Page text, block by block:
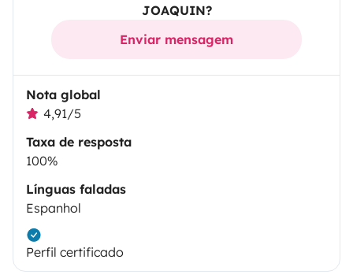
JOAQUIN?
Enviar mensagem
Nota global
4,91/5
Taxa de resposta
100%
Línguas faladas
Espanhol
Perfil certificado